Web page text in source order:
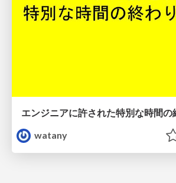
エンジニアに許された特別な時間の
watany